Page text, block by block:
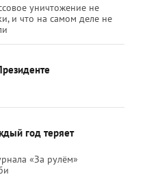
уничтожение не
и что на самом деле не
год теряет
«За рулём»